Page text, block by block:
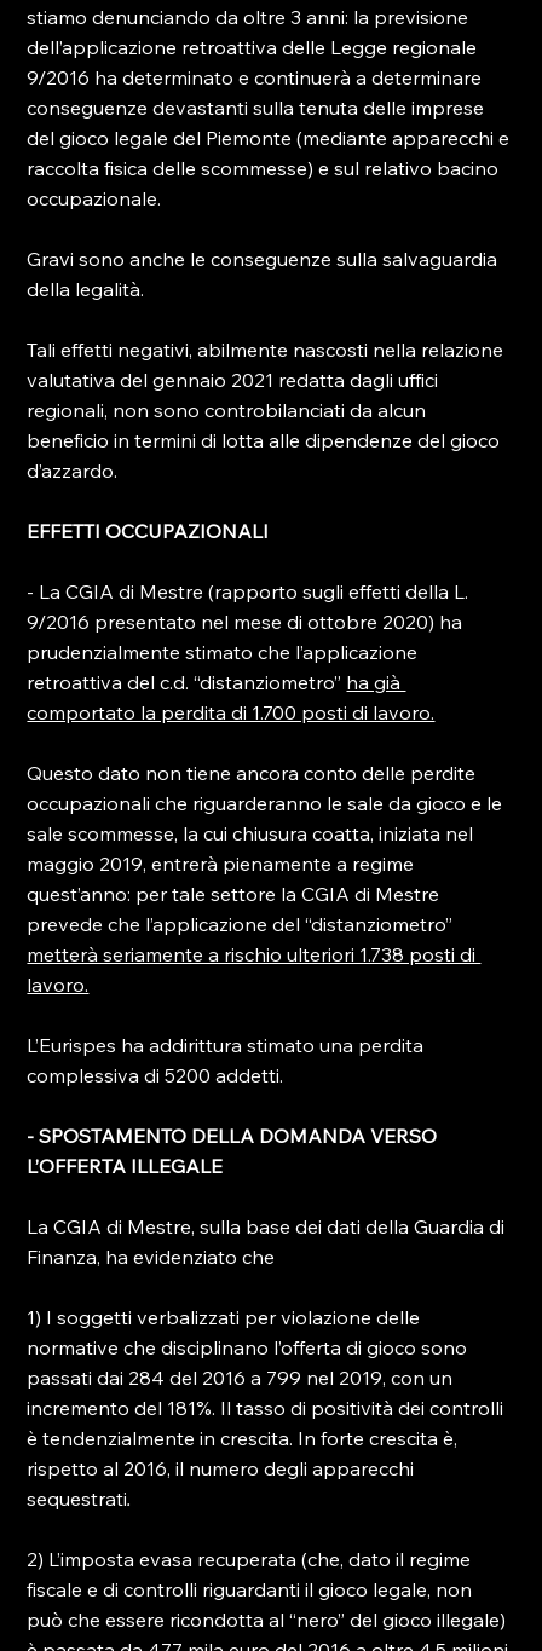
stiamo denunciando da oltre 3 anni: la previsione
dell’applicazione retroattiva delle Legge regionale
9/2016 ha determinato e continuerà a determinare
conseguenze devastanti sulla tenuta delle imprese
del gioco legale del Piemonte (mediante apparecchi e
raccolta fisica delle scommesse) e sul relativo bacino
occupazionale.
Gravi sono anche le conseguenze sulla salvaguardia
della legalità.
Tali effetti negativi, abilmente nascosti nella relazione
valutativa del gennaio 2021 redatta dagli uffici
regionali, non sono controbilanciati da alcun
beneficio in termini di lotta alle dipendenze del gioco
d’azzardo.
EFFETTI OCCUPAZIONALI
- La CGIA di Mestre (rapporto sugli effetti della L.
9/2016 presentato nel mese di ottobre 2020) ha
prudenzialmente stimato che l’applicazione
retroattiva del c.d. “distanziometro” ha già
comportato la perdita di 1.700 posti di lavoro.
Questo dato non tiene ancora conto delle perdite
occupazionali che riguarderanno le sale da gioco e le
sale scommesse, la cui chiusura coatta, iniziata nel
maggio 2019, entrerà pienamente a regime
quest’anno: per tale settore la CGIA di Mestre
prevede che l’applicazione del “distanziometro”
metterà seriamente a rischio ulteriori 1.738 posti di
lavoro.
L’Eurispes ha addirittura stimato una perdita
complessiva di 5200 addetti.
- SPOSTAMENTO DELLA DOMANDA VERSO
L’OFFERTA ILLEGALE
La CGIA di Mestre, sulla base dei dati della Guardia di
Finanza, ha evidenziato che
1) I soggetti verbalizzati per violazione delle
normative che disciplinano l’offerta di gioco sono
passati dai 284 del 2016 a 799 nel 2019, con un
incremento del 181%. Il tasso di positività dei controlli
è tendenzialmente in crescita. In forte crescita è,
rispetto al 2016, il numero degli apparecchi
sequestrati.
2) L’imposta evasa recuperata (che, dato il regime
fiscale e di controlli riguardanti il gioco legale, non
può che essere ricondotta al “nero” del gioco illegale)